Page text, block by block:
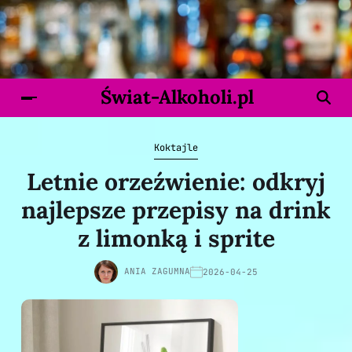
Świat-Alkoholi.pl
Koktajle
Letnie orzeźwienie: odkryj
najlepsze przepisy na drink
z limonką i sprite
ANIA ZAGUMNA 2026-04-25